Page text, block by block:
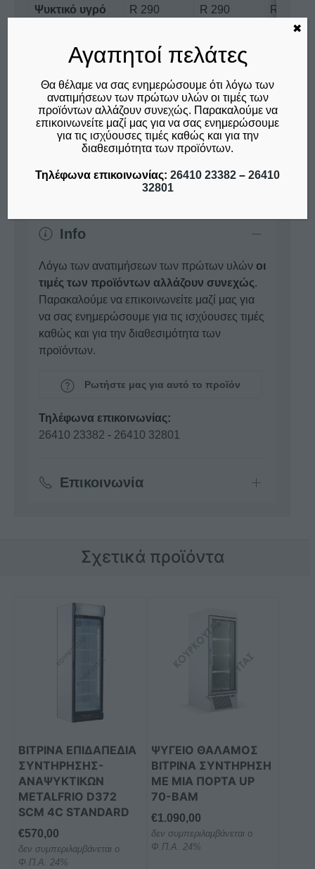
Ψυκτικό υγρό R 290 R 290 R 290
φωτισμός
Εξωτερικός
φωτισμός
LED LED LED
ΕΞΤΡΑ:
GN 1/6
Info
Λόγω των ανατιμήσεων των πρώτων υλών οι
τιμές των προϊόντων αλλάζουν συνεχώς.
Παρακαλούμε να επικοινωνείτε μαζί μας για
να σας ενημερώσουμε για τις ισχύουσες τιμές
καθώς και για την διαθεσιμότητα των
προϊόντων.
Ρωτήστε μας για αυτό το προϊόν
Τηλέφωνα επικοινωνίας:
26410 23382 - 26410 32801
Επικοινωνία
Σχετικά προϊόντα
ΒΙΤΡΙΝΑ ΕΠΙΔΑΠΕΔΙΑ
ΣΥΝΤΗΡΗΣΗΣ-
ΑΝΑΨΥΚΤΙΚΩΝ
METALFRIO D372
SCM 4C STANDARD
€570,00
δεν συμπεριλαμβάνεται ο
Φ.Π.Α. 24%
ΨΥΓΕΙΟ ΘΑΛΑΜΟΣ
ΒΙΤΡΙΝΑ ΣΥΝΤΗΡΗΣΗ
ΜΕ ΜΙΑ ΠΟΡΤΑ UP
70-BAM
€1.090,00
δεν συμπεριλαμβάνεται ο
Φ.Π.Α. 24%
Αγαπητοί πελάτες
Θα θέλαμε να σας ενημερώσουμε ότι λόγω των
ανατιμήσεων των πρώτων υλών οι τιμές των
προϊόντων αλλάζουν συνεχώς. Παρακαλούμε να
επικοινωνείτε μαζί μας για να σας ενημερώσουμε
για τις ισχύουσες τιμές καθώς και για την
διαθεσιμότητα των προϊόντων.
Τηλέφωνα επικοινωνίας: 26410 23382 – 26410
32801
✖